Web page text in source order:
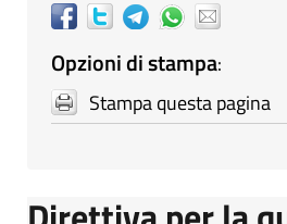
Opzioni di stampa:
Stampa questa pagina